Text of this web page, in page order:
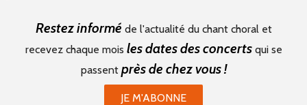
Restez informé de l'actualité du chant choral et
recevez chaque mois les dates des concertsqui se
passent près de chez vous !
JE M'ABONNE